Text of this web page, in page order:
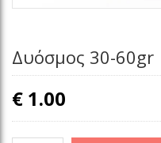
Δυόσμος 30-60gr
€ 1.00